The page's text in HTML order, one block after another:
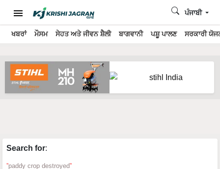
ਖਬਰਾਂ ਮੌਸਮ ਸੇਹਤ ਅਤੇ ਜੀਵਨ ਸ਼ੈਲੀ ਬਾਗਵਾਨੀ ਪਸ਼ੂ ਪਾਲਣ ਸਰਕਾਰੀ
ਪੰਜਾਬੀ
Search for:
paddy crop destroyed